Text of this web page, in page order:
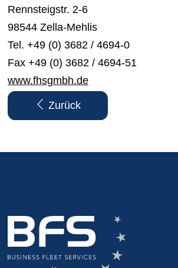
Rennsteigstr. 2-6
98544 Zella-Mehlis
Tel. +49 (0) 3682 / 4694-0
Fax +49 (0) 3682 / 4694-51
www.fhsgmbh.de
Zurück